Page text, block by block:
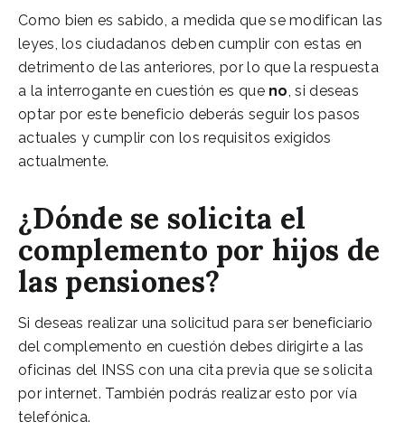
Como bien es sabido, a medida que se modifican las
leyes, los ciudadanos deben cumplir con estas en
detrimento de las anteriores, por lo que la respuesta
a la interrogante en cuestión es que no, si deseas
optar por este beneficio deberás seguir los pasos
actuales y cumplir con los requisitos exigidos
actualmente.
¿Dónde se solicita el
complemento por hijos de
las pensiones?
Si deseas realizar una solicitud para ser beneficiario
del complemento en cuestión debes dirigirte a las
oficinas del INSS con una cita previa que se solicita
por internet. También podrás realizar esto por vía
telefónica.